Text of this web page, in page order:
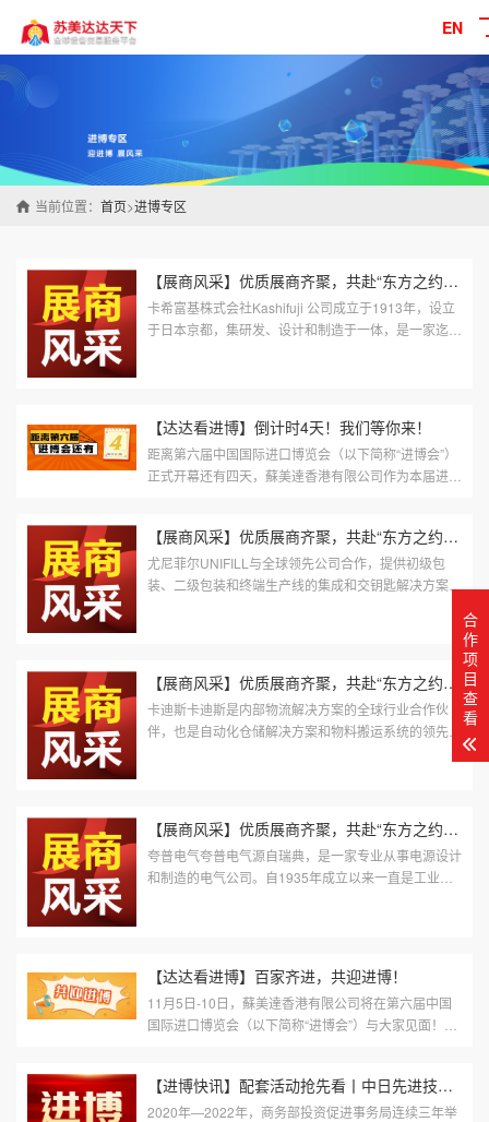
EN
当前位置： 首页>进博专区
【展商风采】优质展商齐聚，共赴“东方之约”第三期
卡希富基株式会社Kashifuji 公司成立于1913年，设立
于日本京都，集研发、设计和制造于一体，是一家迄今
【达达看进博】倒计时4天！我们等你来！
距离第六届中国国际进口博览会（以下简称“进博会”）
正式开幕还有四天，蘇美達香港有限公司作为本届进博
【展商风采】优质展商齐聚，共赴“东方之约”第六期
尤尼菲尔UNIFILL与全球领先公司合作，提供初级包
装、二级包装和终端生产线的集成和交钥匙解决方案。
【展商风采】优质展商齐聚，共赴“东方之约”第二期
卡迪斯卡迪斯是内部物流解决方案的全球行业合作伙
伴，也是自动化仓储解决方案和物料搬运系统的领先供
【展商风采】优质展商齐聚，共赴“东方之约第一期
夸普电气夸普电气源自瑞典，是一家专业从事电源设计
和制造的电气公司。自1935年成立以来一直是工业电
【达达看进博】百家齐进，共迎进博！
11月5日-10日，蘇美達香港有限公司将在第六届中国
国际进口博览会（以下简称“进博会”）与大家见面！展
【进博快讯】配套活动抢先看丨中日先进技术交流对接会
2020年—2022年，商务部投资促进事务局连续三年举
合
作
项
目
查
看